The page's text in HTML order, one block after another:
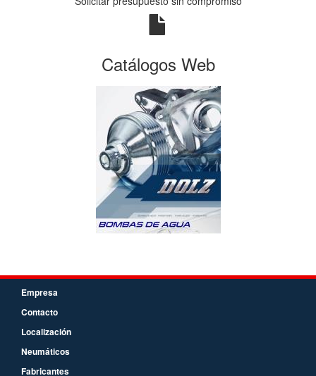
Catálogos Web
Empresa
Contacto
Localización
Neumáticos
Fabricantes